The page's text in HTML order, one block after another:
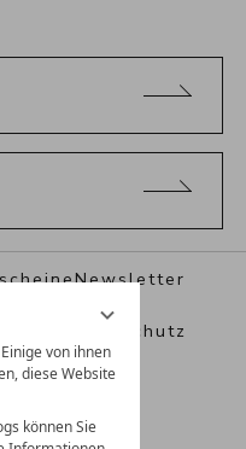
von ihnen
diese Website
können Sie
Newsletter
Datenschutz
AGB